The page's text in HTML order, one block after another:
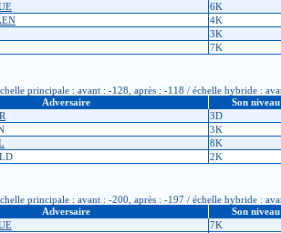
6K
4K
3K
7K
principale : avant : -128, après : -118 / échelle hybride :
Adversaire Son niveau
3D
3K
8K
2K
principale : avant : -200, après : -197 / échelle hybride :
Adversaire Son niveau
7K